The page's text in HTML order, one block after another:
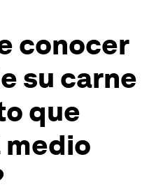
conocer
su carne
que
medio